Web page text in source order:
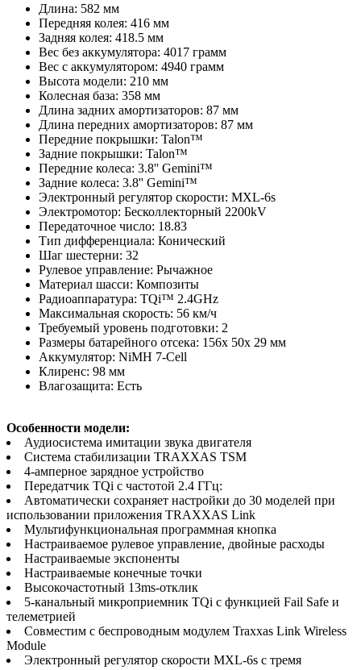
Длина: 582 мм
Передняя колея: 416 мм
Задняя колея: 418.5 мм
Вес без аккумулятора: 4017 грамм
Вес с аккумулятором: 4940 грамм
Высота модели: 210 мм
Колесная база: 358 мм
Длина задних амортизаторов: 87 мм
Длина передних амортизаторов: 87 мм
Передние покрышки: Talon™
Задние покрышки: Talon™
Передние колеса: 3.8'' Gemini™
Задние колеса: 3.8'' Gemini™
Электронный регулятор скорости: MXL-6s
Электромотор: Бесколлекторный 2200kV
Передаточное число: 18.83
Тип дифференциала: Конический
Шаг шестерни: 32
Рулевое управление: Рычажное
Материал шасси: Композиты
Радиоаппаратура: TQi™ 2.4GHz
Максимальная скорость: 56 км/ч
Требуемый уровень подготовки: 2
Размеры батарейного отсека: 156x 50x 29 мм
Аккумулятор: NiMH 7-Cell
Клиренс: 98 мм
Влагозащита: Есть
Особенности модели:
Аудиосистема имитации звука двигателя
Система стабилизации TRAXXAS TSM
4-амперное зарядное устройство
Передатчик TQi с частотой 2.4 ГГц:
Автоматически сохраняет настройки до 30 моделей при
использовании приложения TRAXXAS Link
Мультифункциональная программная кнопка
Настраиваемое рулевое управление, двойные расходы
Настраиваемые экспоненты
Настраиваемые конечные точки
Высокочастотный 13ms-отклик
5-канальный микроприемник TQi с функцией Fail Safe и
телеметрией
Совместим с беспроводным модулем Traxxas Link Wireless
Module
Электронный регулятор скорости MXL-6s с тремя